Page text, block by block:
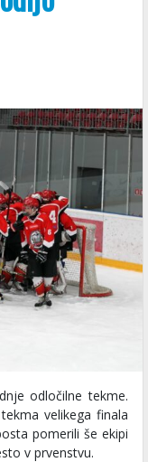
odločilne tekme.
velikega finala
pomerili še ekipi
v prvenstvu.